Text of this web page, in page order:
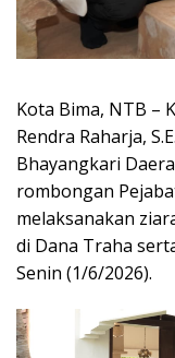
Kota Bima, NTB –
Rendra Raharja,
Bhayangkari
rombongan
melaksanakan
di Dana Traha
Senin (1/6/2026).